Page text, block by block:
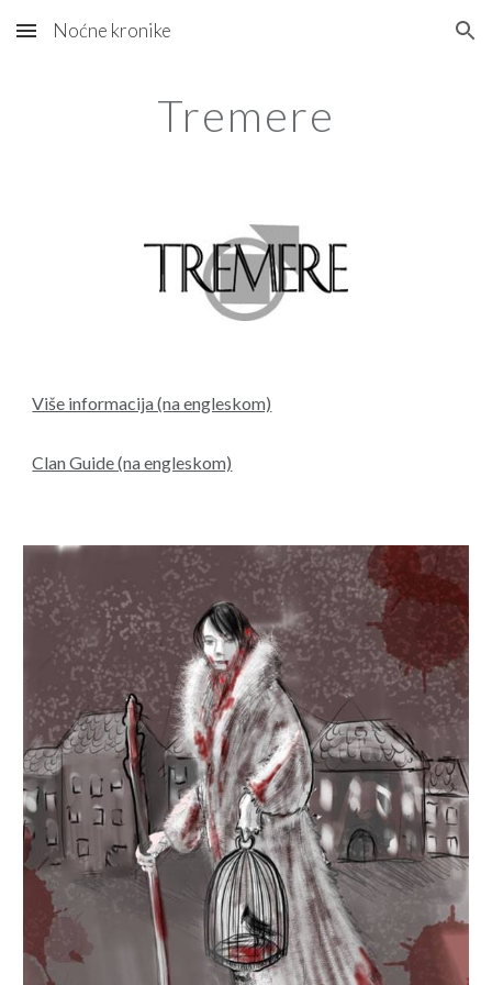
Skip to main content Skip to navigation
Noćne kronike
Tremere
Više informacija (na engleskom)
Clan Guide (na engleskom)